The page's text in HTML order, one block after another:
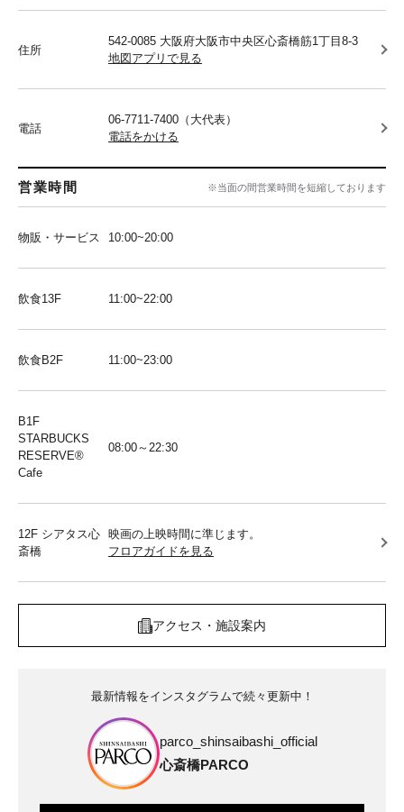
住所
542-0085 大阪府大阪市中央区心斎橋筋1丁目8-3
地図アプリで見る
電話
06-7711-7400（大代表）
電話をかける
営業時間 ※当面の間営業時間を短縮しております
物販・サービス 10:00~20:00
飲食13F 11:00~22:00
飲食B2F 11:00~23:00
B1F
STARBUCKS
RESERVE®︎
Cafe
08:00～22:30
12F シアタス心
斎橋
映画の上映時間に準じます。
フロアガイドを見る
アクセス・施設案内
最新情報をインスタグラムで続々更新中！
parco_shinsaibashi_official
心斎橋PARCO